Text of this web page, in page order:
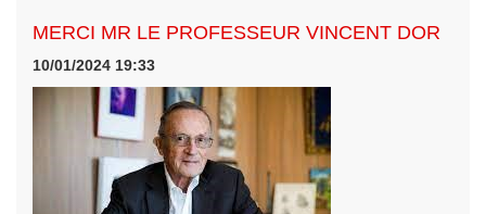
MERCI MR LE PROFESSEUR VINCENT DOR
10/01/2024 19:33